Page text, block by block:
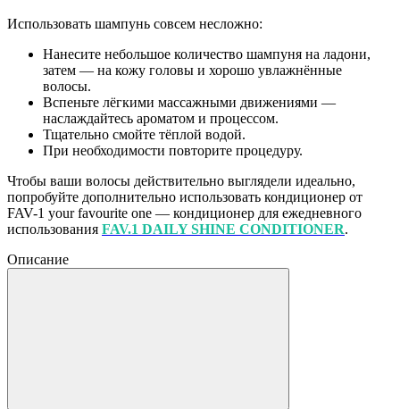
Использовать шампунь совсем несложно:
Нанесите небольшое количество шампуня на ладони,
затем — на кожу головы и хорошо увлажнённые
волосы.
Вспеньте лёгкими массажными движениями —
наслаждайтесь ароматом и процессом.
Тщательно смойте тёплой водой.
При необходимости повторите процедуру.
Чтобы ваши волосы действительно выглядели идеально,
попробуйте дополнительно использовать кондиционер от
FAV-1 your favourite one — кондиционер для ежедневного
использования FAV.1 DAILY SHINE CONDITIONER.
Описание